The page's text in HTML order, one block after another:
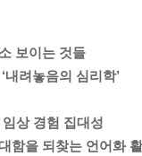
보이는 것들
내려놓음의 심리학’
상 경험 집대성
함을 되찾는 언어화